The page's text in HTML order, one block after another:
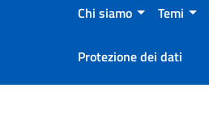
Chi siamo Temi
Protezione dei dati